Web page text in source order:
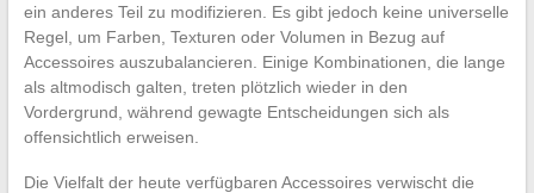
ein anderes Teil zu modifizieren. Es gibt jedoch keine universelle
Regel, um Farben, Texturen oder Volumen in Bezug auf
Accessoires auszubalancieren. Einige Kombinationen, die lange
als altmodisch galten, treten plötzlich wieder in den
Vordergrund, während gewagte Entscheidungen sich als
offensichtlich erweisen.
Die Vielfalt der heute verfügbaren Accessoires verwischt die